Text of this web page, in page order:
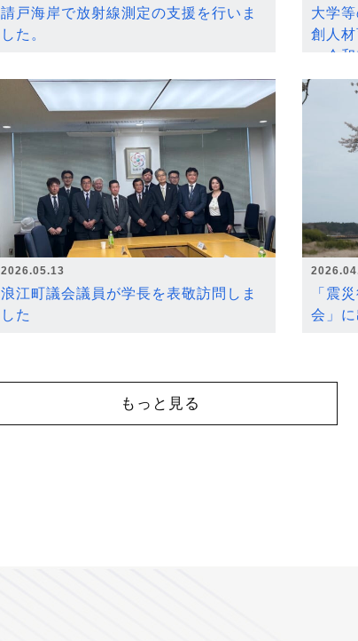
請戸海岸で放射線測定の支援を行いま
した。
大学
創人
～令
2026.05.13
浪江町議会議員が学長を表敬訪問しま
した
「震
会」
もっと見る